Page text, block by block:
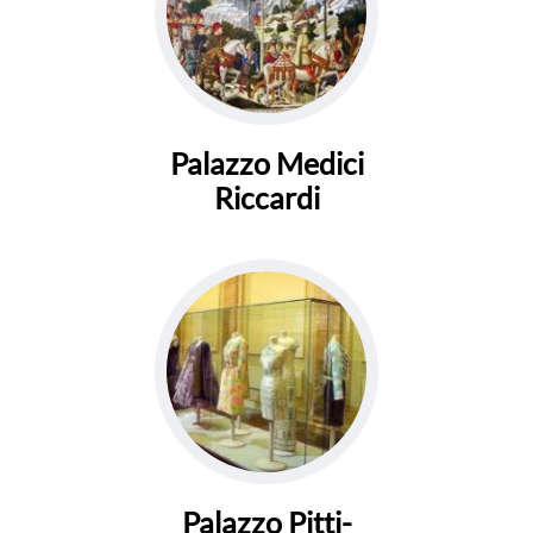
Palazzo Medici
Riccardi
Palazzo Pitti-